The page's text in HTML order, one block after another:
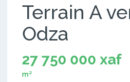
Terrain A
Odza
27 750 000 xaf
m²